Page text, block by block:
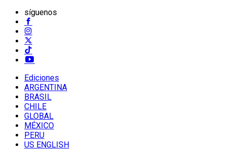
síguenos
Ediciones
ARGENTINA
BRASIL
CHILE
GLOBAL
MÉXICO
PERU
US ENGLISH